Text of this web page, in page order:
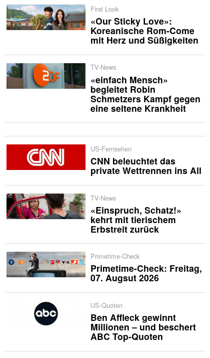
First Look
«Our Sticky Love»:
Koreanische Rom-Come
mit Herz und Süßigkeiten
TV-News
«einfach Mensch»
begleitet Robin
Schmetzers Kampf gegen
eine seltene Krankheit
US-Fernsehen
CNN beleuchtet das
private Wettrennen ins All
TV-News
«Einspruch, Schatz!»
kehrt mit tierischem
Erbstreit zurück
Primetime-Check
Primetime-Check: Freitag,
07. Augsut 2026
US-Quoten
Ben Affleck gewinnt
Millionen – und beschert
ABC Top-Quoten